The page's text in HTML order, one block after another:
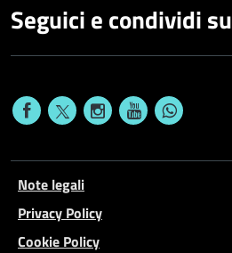
Seguici e condividi su
Note legali
Privacy Policy
Cookie Policy